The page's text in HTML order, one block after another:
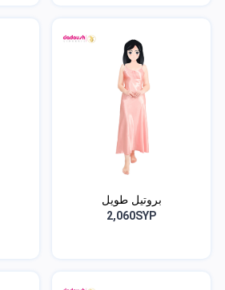
بروتيل طويل
2,060SYP